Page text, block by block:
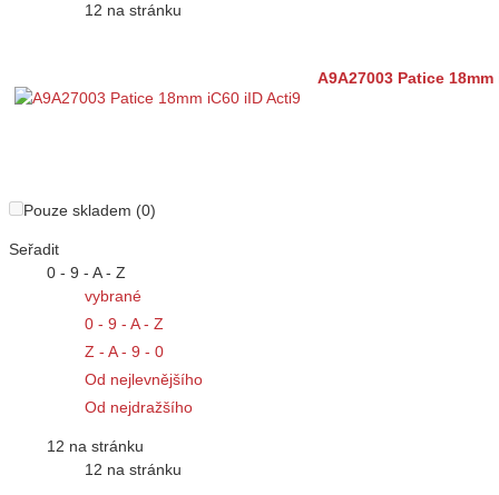
12 na stránku
A9A27003 Patice
Pouze skladem (0)
Seřadit
0 - 9 - A - Z
vybrané
0 - 9 - A - Z
Z - A - 9 - 0
Od nejlevnějšího
Od nejdražšího
12 na stránku
12 na stránku